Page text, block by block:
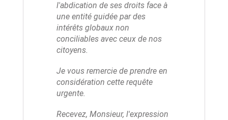
l'abdication de ses droits face à
une entité guidée par des
intérêts globaux non
conciliables avec ceux de nos
citoyens.
Je vous remercie de prendre en
considération cette requête
urgente.
Recevez, Monsieur, l'expression